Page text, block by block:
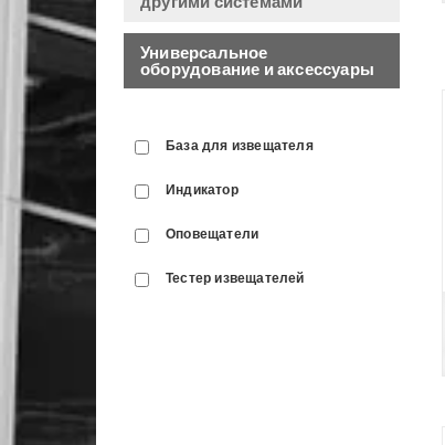
Универсальное
оборудование и аксессуары
База для извещателя
Индикатор
Оповещатели
Тестер извещателей